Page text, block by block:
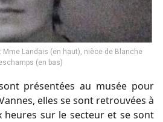
Mme Landais (en haut), nièce de Blanche
(en bas)
présentées au musée pour
elles se sont retrouvées à
sur le secteur et se sont